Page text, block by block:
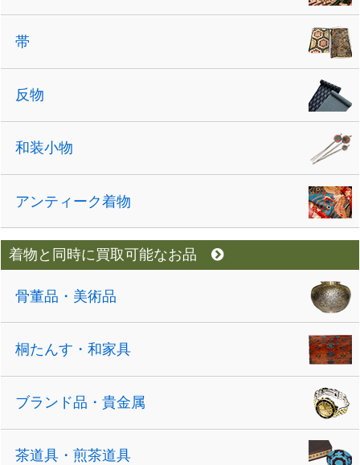
帯
反物
和装小物
アンティーク着物
着物と同時に買取可能なお品
骨董品・美術品
桐たんす・和家具
ブランド品・貴金属
茶道具・煎茶道具